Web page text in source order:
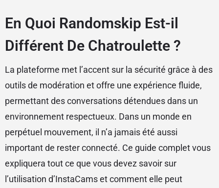
En Quoi Randomskip Est-il
Différent De Chatroulette ?
La plateforme met l’accent sur la sécurité grâce à des
outils de modération et offre une expérience fluide,
permettant des conversations détendues dans un
environnement respectueux. Dans un monde en
perpétuel mouvement, il n’a jamais été aussi
important de rester connecté. Ce guide complet vous
expliquera tout ce que vous devez savoir sur
l’utilisation d’InstaCams et comment elle peut